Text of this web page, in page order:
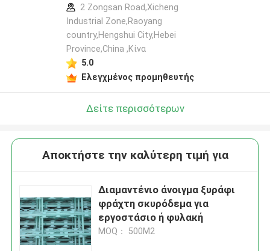
2 Zongsan Road,Xicheng
Industrial Zone,Raoyang
country,Hengshui City,Hebei
Province,China ,Κίνα
5.0
Ελεγχμένος προμηθευτής
Δείτε περισσότερων
Αποκτήστε την καλύτερη τιμή για
Διαμαντένιο άνοιγμα ξυράφι
φράχτη σκυρόδεμα για
εργοστάσιο ή φυλακή
MOQ： 500M2